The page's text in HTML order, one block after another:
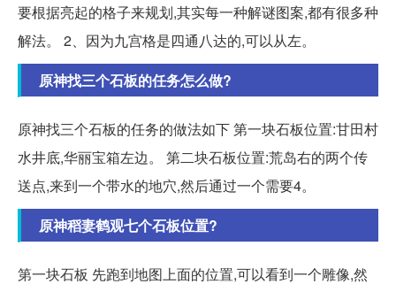
要根据亮起的格子来规划,其实每一种解谜图案,都有很多种
解法。 2、因为九宫格是四通八达的,可以从左。
原神找三个石板的任务怎么做?
原神找三个石板的任务的做法如下 第一块石板位置:甘田村
水井底,华丽宝箱左边。 第二块石板位置:荒岛右的两个传
送点,来到一个带水的地穴,然后通过一个需要4。
原神稻妻鹤观七个石板位置?
第一块石板 先跑到地图上面的位置,可以看到一个雕像,然